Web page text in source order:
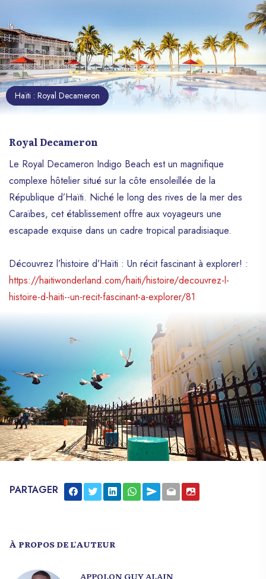
Haïti : Royal Decameron
Royal Decameron
Le Royal Decameron Indigo Beach est un magnifique
complexe hôtelier situé sur la côte ensoleillée de la
République d’Haïti. Niché le long des rives de la mer des
Caraïbes, cet établissement offre aux voyageurs une
escapade exquise dans un cadre tropical paradisiaque.
Découvrez l’histoire d’Haïti : Un récit fascinant à explorer! :
https://haitiwonderland.com/haiti/histoire/decouvrez-l-
histoire-d-haiti--un-recit-fascinant-a-explorer/81
PARTAGER
À PROPOS DE L'AUTEUR
APPOLON GUY ALAIN